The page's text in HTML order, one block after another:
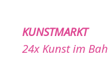
KUNSTMARKT
24x Kunst im